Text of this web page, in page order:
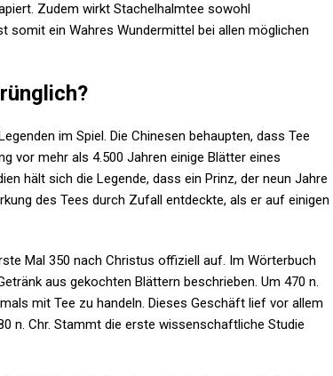
Zudem wirkt Stachelhalmtee sowohl
somit ein Wahres Wundermittel bei allen möglichen
im Spiel. Die Chinesen behaupten, dass Tee
vor mehr als 4.500 Jahren einige Blätter eines
hält sich die Legende, dass ein Prinz, der neun Jahre
des Tees durch Zufall entdeckte, als er auf einigen
Mal 350 nach Christus offiziell auf. Im Wörterbuch
aus gekochten Blättern beschrieben. Um 470 n.
mit Tee zu handeln. Dieses Geschäft lief vor allem
n. Chr. Stammt die erste wissenschaftliche Studie